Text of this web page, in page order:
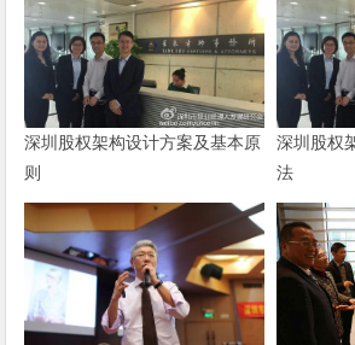
深圳股权架构设计方案及基本原
则
深圳股权
法